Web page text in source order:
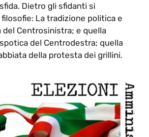
Dietro gli sfidanti si
La tradizione politica e
Centrosinistra; e quella
del Centrodestra; quella
della protesta dei grillini.